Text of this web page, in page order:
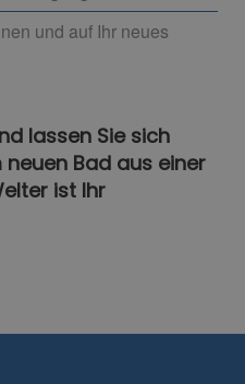
und auf Ihr neues
lassen Sie sich
Bad aus einer
ist Ihr